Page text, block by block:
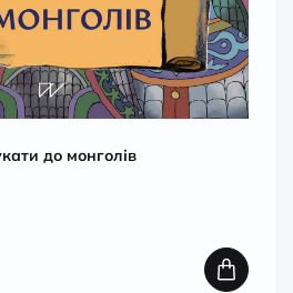
до монголів